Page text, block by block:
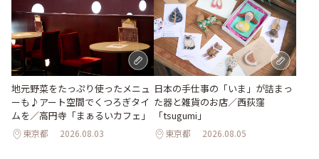
地元野菜をたっぷり使ったメニュ
ーも♪アート空間でくつろぎタイ
ムを／高円寺「まぁるいカフェ」
東京都 2026.08.03
日本の手仕事の「いま」が詰まっ
た器と雑貨のお店／西荻窪
「tsugumi」
東京都 2026.08.05